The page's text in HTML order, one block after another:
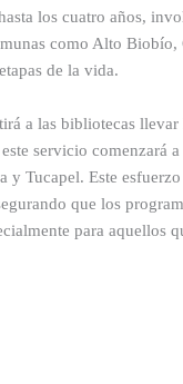
los cuatro años,
como Alto
de la vida.
a las bibliotecas llevar
servicio comenzará
Tucapel. Este esfuerzo
que los
para aquellos